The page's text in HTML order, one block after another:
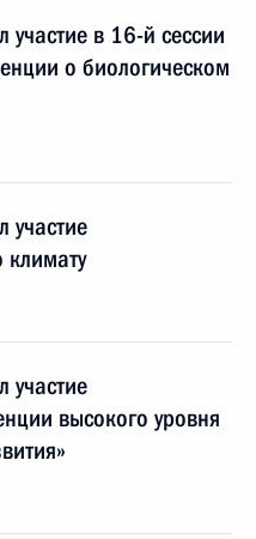
участие в 16-й сессии
о биологическом
участие
климату
участие
высокого уровня